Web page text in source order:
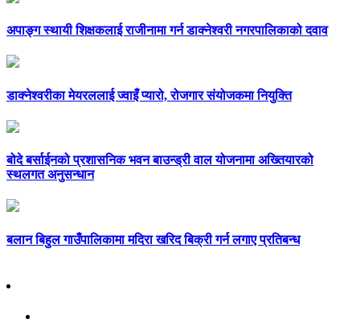
अपाङ्ग स्थायी शिक्षकलाई राजीनामा गर्न डाक्नेश्वरी नगरपालिकाको दवाव
डाक्नेश्वरीका मेयरललाई ज्वाइँ प्यारो, रोजगार संयोजकमा नियुक्ति
बोदे बर्साईनको प्रशासनिक भवन बाउन्ड्री वाल योजनामा अख्तियारको
स्थलगत अनुसन्धान
बलान बिहुल गाउँपालिकामा मदिरा खरिद बिक्री गर्न लगाए प्रतिबन्ध